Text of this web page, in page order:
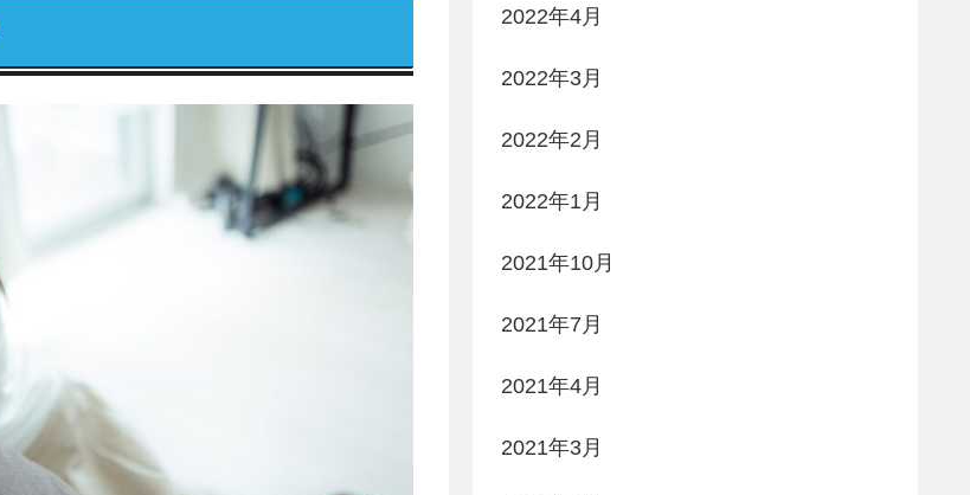
2022年4月
2022年3月
2022年2月
2022年1月
2021年10月
2021年7月
2021年4月
2021年3月